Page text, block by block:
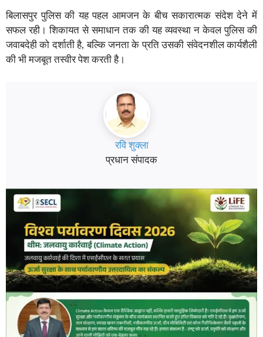
बिलासपुर पुलिस की यह पहल आमजन के बीच सकारात्मक संदेश देने में
सफल रही। शिकायत से समाधान तक की यह व्यवस्था न केवल पुलिस की
जवाबदेही को दर्शाती है, बल्कि जनता के प्रति उसकी संवेदनशील कार्यशैली
की भी मजबूत तस्वीर पेश करती है।
रवि शुक्ला
प्रधान संपादक